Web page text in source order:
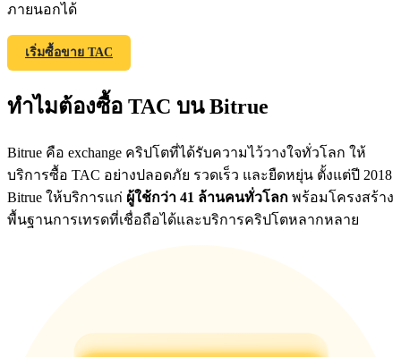
Exclusive for BitMart Users
Precious Metals Trading Carnival
USDT Flexible Staking | Daily Rewards
ภายนอกได้
เริ่มซื้อขาย TAC
ทำไมต้องซื้อ TAC บน Bitrue
Bitrue คือ exchange คริปโตที่ได้รับความไว้วางใจทั่วโลก ให้
บริการซื้อ TAC อย่างปลอดภัย รวดเร็ว และยืดหยุ่น ตั้งแต่ปี 2018
Bitrue ให้บริการแก่ ผู้ใช้กว่า 41 ล้านคนทั่วโลก พร้อมโครงสร้าง
พื้นฐานการเทรดที่เชื่อถือได้และบริการคริปโตหลากหลาย